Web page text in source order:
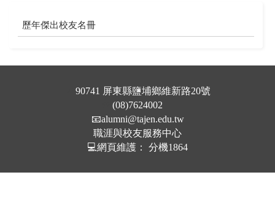
歷年傑出校友名冊
90741 屏東縣鹽埔鄉維新路20號
(08)7624002
📧alumni@tajen.edu.tw
職涯與校友服務中心
💻網頁維護： 分機1864